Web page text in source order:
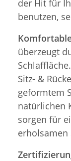
der Hit für
benutzen,
überzeugt
Sitz- &
geformtem
natürlichen
sorgen für
erholsamen